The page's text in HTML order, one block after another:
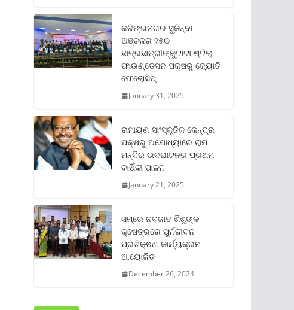
କଳିଙ୍ଗନଗର ସୁକିନ୍ଦା
ଅଞ୍ଚଳର ୧୫୦
ଛାତ୍ରଛାତ୍ରୀଙ୍କୁଟାଟା ଷ୍ଟିଲ୍
ଫାଉଣ୍ଡେସନ ପକ୍ଷରୁ ଜ୍ୟୋତି
ଫେଲୋସିପ୍‌
January 31, 2025
ରାମାୟଣ ସାଂସ୍କୃତିକ କେନ୍ଦ୍ର
ପକ୍ଷରୁ ଅଯୋଧ୍ୟାରେ ରାମ
ମନ୍ଦିର ଉଦଘାଟନର ପ୍ରଥମ
ବାର୍ଷିକୀ ପାଳନ
January 21, 2025
ସମ୍‌ରେ ନବଜାତ ଶିଶୁଙ୍କ
କ୍ଷେତ୍ରରେ ପୁର୍ନଜୀବନ
ପ୍ରଶିକ୍ଷଣ କାର୍ଯ୍ୟକ୍ରମ
ଆୟୋଜିତ
December 26, 2024